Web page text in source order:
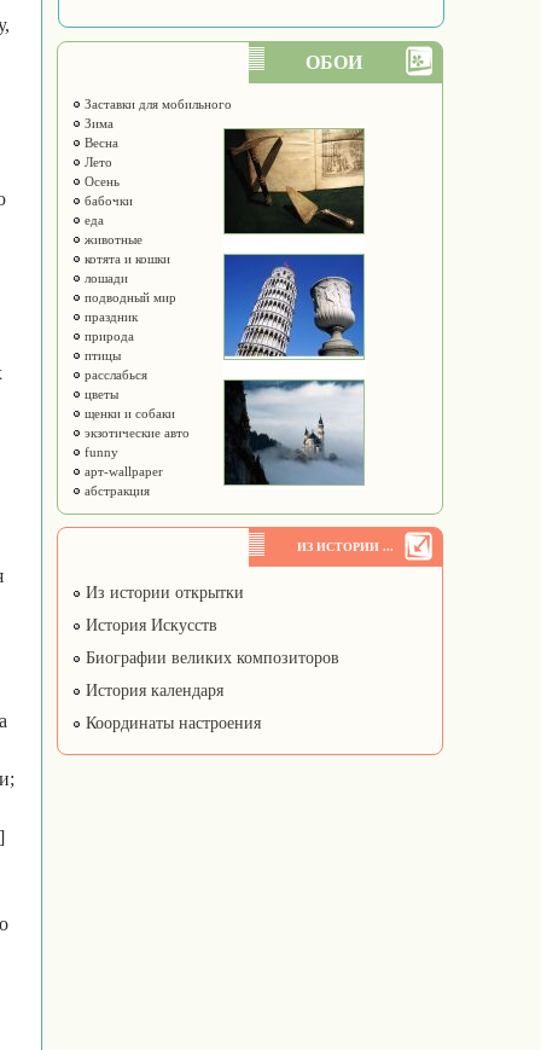
ОБОИ
Заставки для мобильного
Зима
Весна
Лето
Осень
бабочки
еда
животные
котята и кошки
лошади
подводный мир
праздник
природа
птицы
расслабься
цветы
щенки и собаки
экзотические авто
funny
арт-wallpaper
абстракция
ИЗ ИСТОРИИ ...
Из истории открытки
История Искусств
Биографии великих композиторов
История календаря
Координаты настроения